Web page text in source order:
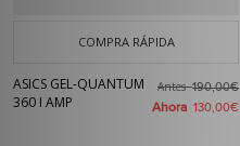
COMPRA RÁPIDA
ASICS GEL-QUANTUM
360 I AMP
Antes190,00€
Ahora 130,00€